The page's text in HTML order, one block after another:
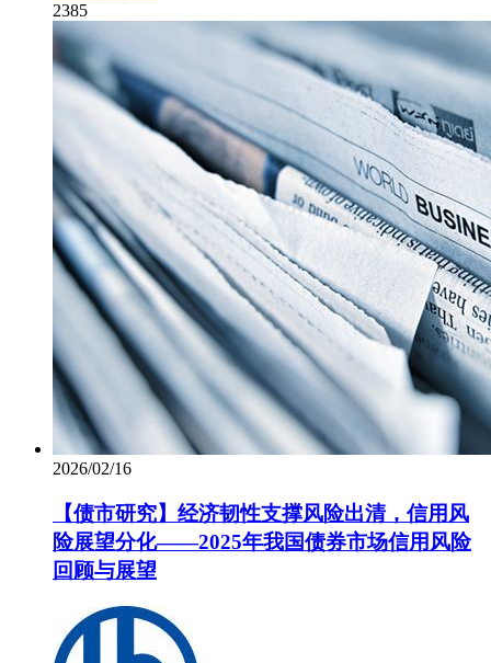
2385
2026/02/16
【债市研究】经济韧性支撑风险出清，信用风
险展望分化——2025年我国债券市场信用风险
回顾与展望